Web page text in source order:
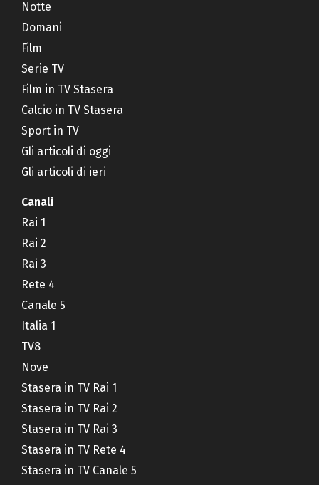
Notte
Domani
Film
Serie TV
Film in TV Stasera
Calcio in TV Stasera
Sport in TV
Gli articoli di oggi
Gli articoli di ieri
Canali
Rai 1
Rai 2
Rai 3
Rete 4
Canale 5
Italia 1
TV8
Nove
Stasera in TV Rai 1
Stasera in TV Rai 2
Stasera in TV Rai 3
Stasera in TV Rete 4
Stasera in TV Canale 5